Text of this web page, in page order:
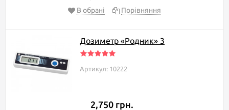
В обрані
Порівняння
Дозиметр «Родник» 3
Артикул: 10222
2,750 грн.